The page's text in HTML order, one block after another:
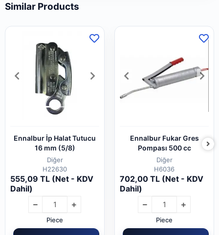
Similar Products
Ennalbur İp Halat Tutucu
16 mm (5/8)
Diğer
H22630
555,09 TL (Net - KDV
Dahil)
Piece
Ennalbur Fukar Gres
Pompası 500 cc
Diğer
H6036
702,00 TL (Net - KDV
Dahil)
Piece